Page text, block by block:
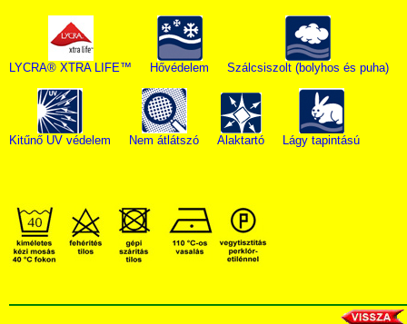
LYCRA® XTRA LIFE™ Hővédelem Szálcsiszolt (bolyhos és puha)
Kitűnő UV védelem Nem átlátszó Alaktartó Lágy tapintású